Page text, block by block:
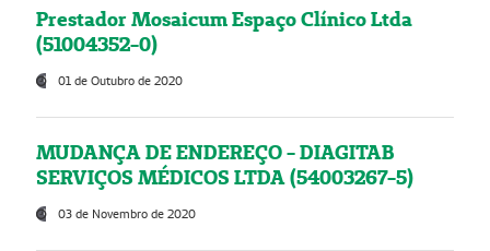
Prestador Mosaicum Espaço Clínico Ltda
(51004352-0)
01 de Outubro de 2020
MUDANÇA DE ENDEREÇO - DIAGITAB
SERVIÇOS MÉDICOS LTDA (54003267-5)
03 de Novembro de 2020